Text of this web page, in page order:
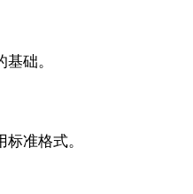
础。
准格式。